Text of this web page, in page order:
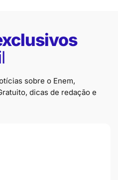
sobre o Enem,
dicas de redação e